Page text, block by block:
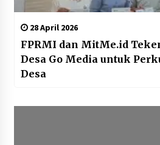
28 April 2026
FPRMI dan MitMe.id
Desa Go Media untuk
Desa